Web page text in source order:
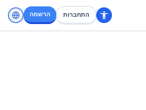
התחברות הרשמה